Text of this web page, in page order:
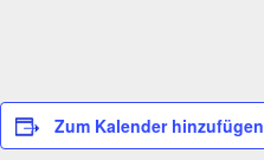
Zum Kalender hinzufügen